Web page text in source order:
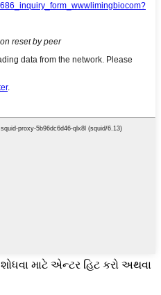
શોધવા માટે એન્ટર હિટ કરો અથવા